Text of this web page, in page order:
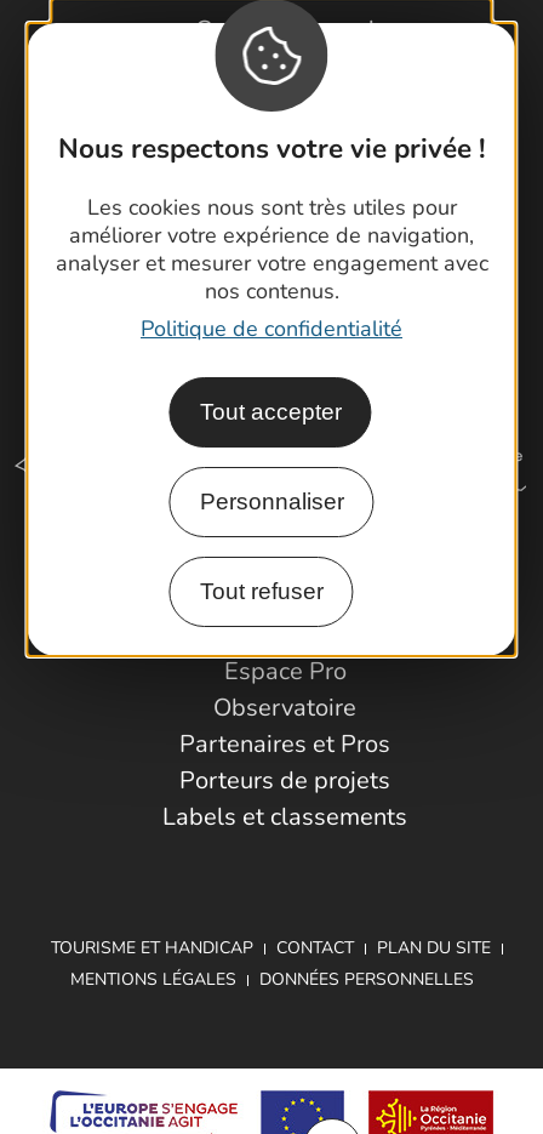
Nous respectons votre vie privée !
Les cookies nous sont très utiles pour
améliorer votre expérience de navigation,
analyser et mesurer votre engagement avec
nos contenus.
Politique de confidentialité
Tout accepter
Personnaliser
Tout refuser
Contactez-nous !
Foire aux questions
Brochures
Cartoguides et Topoguides
Comment venir ?
Espace Pro
Observatoire
Partenaires et Pros
Porteurs de projets
Labels et classements
TOURISME ET HANDICAP CONTACT
PLAN DU SITE
MENTIONS LÉGALES
DONNÉES PERSONNELLES